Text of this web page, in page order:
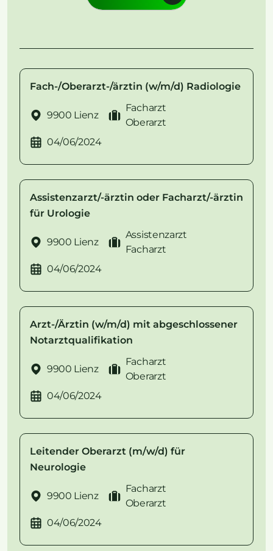
Fach-/Oberarzt-/ärztin (w/m/d) Radiologie
9900 Lienz
Facharzt
Oberarzt
04/06/2024
Assistenzarzt/-ärztin oder Facharzt/-ärztin
für Urologie
9900 Lienz
Assistenzarzt
Facharzt
04/06/2024
Arzt-/Ärztin (w/m/d) mit abgeschlossener
Notarztqualifikation
9900 Lienz
Facharzt
Oberarzt
04/06/2024
Leitender Oberarzt (m/w/d) für
Neurologie
9900 Lienz
Facharzt
Oberarzt
04/06/2024